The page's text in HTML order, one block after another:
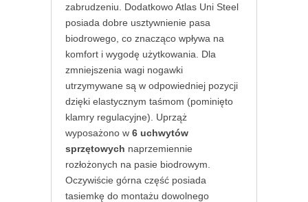
zabrudzeniu. Dodatkowo Atlas Uni Steel
posiada dobre usztywnienie pasa
biodrowego, co znacząco wpływa na
komfort i wygodę użytkowania. Dla
zmniejszenia wagi nogawki
utrzymywane są w odpowiedniej pozycji
dzięki elastycznym taśmom (pominięto
klamry regulacyjne). Uprząż
wyposażono w 6 uchwytów
sprzętowych naprzemiennie
rozłożonych na pasie biodrowym.
Oczywiście górna część posiada
tasiemkę do montażu dowolnego